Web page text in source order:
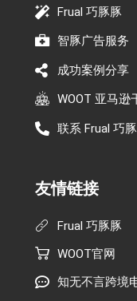
Frual 巧豚豚
智豚广告服务
成功案例分享
WOOT 亚马逊
联系 Frual 巧
友情链接
Frual 巧豚豚
WOOT官网
知无不言跨境